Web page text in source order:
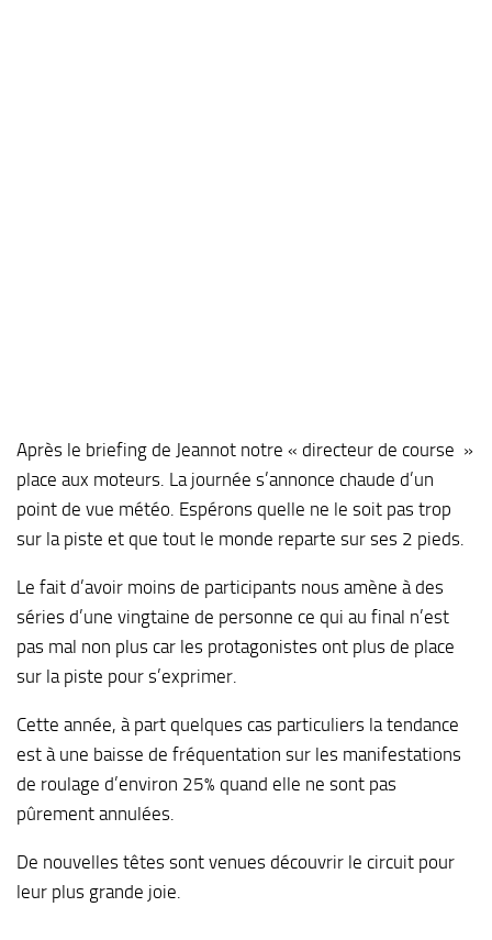
Après le briefing de Jeannot notre « directeur de course »
place aux moteurs. La journée s’annonce chaude d’un
point de vue météo. Espérons quelle ne le soit pas trop
sur la piste et que tout le monde reparte sur ses 2 pieds.
Le fait d’avoir moins de participants nous amène à des
séries d’une vingtaine de personne ce qui au final n’est
pas mal non plus car les protagonistes ont plus de place
sur la piste pour s’exprimer.
Cette année, à part quelques cas particuliers la tendance
est à une baisse de fréquentation sur les manifestations
de roulage d’environ 25% quand elle ne sont pas
pûrement annulées.
De nouvelles têtes sont venues découvrir le circuit pour
leur plus grande joie.